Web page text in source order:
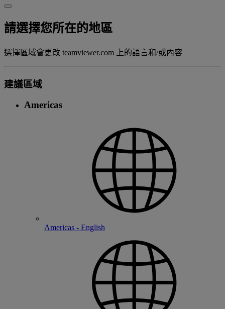
請選擇您所在的地區
選擇區域會更改 teamviewer.com 上的語言和/或內容
建議區域
Americas
Americas - English